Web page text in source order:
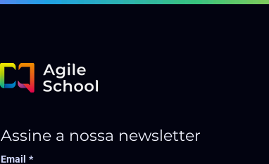
Assine a nossa newsletter
Email *